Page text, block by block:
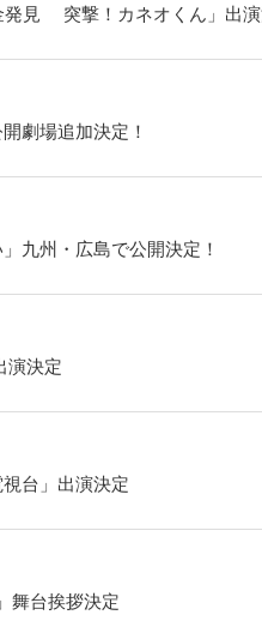
見 突撃！カネオくん」出
劇場追加決定！
九州・広島で公開決定！
決定
台」出演決定
台挨拶決定